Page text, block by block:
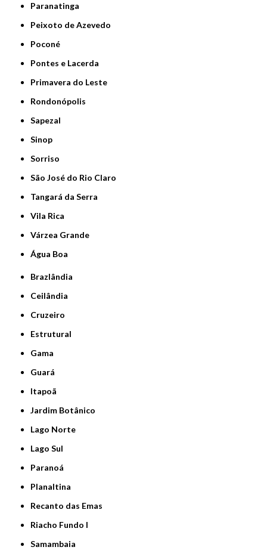
Paranatinga
Peixoto de Azevedo
Poconé
Pontes e Lacerda
Primavera do Leste
Rondonópolis
Sapezal
Sinop
Sorriso
São José do Rio Claro
Tangará da Serra
Vila Rica
Várzea Grande
Água Boa
Brazlândia
Ceilândia
Cruzeiro
Estrutural
Gama
Guará
Itapoã
Jardim Botânico
Lago Norte
Lago Sul
Paranoá
Planaltina
Recanto das Emas
Riacho Fundo I
Samambaia